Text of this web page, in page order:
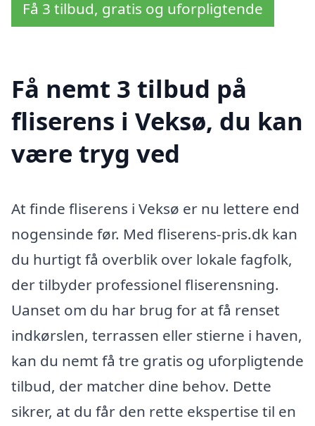
Få 3 tilbud, gratis og uforpligtende
Få nemt 3 tilbud på
fliserens i Veksø, du kan
være tryg ved
At finde fliserens i Veksø er nu lettere end
nogensinde før. Med fliserens-pris.dk kan
du hurtigt få overblik over lokale fagfolk,
der tilbyder professionel fliserensning.
Uanset om du har brug for at få renset
indkørslen, terrassen eller stierne i haven,
kan du nemt få tre gratis og uforpligtende
tilbud, der matcher dine behov. Dette
sikrer, at du får den rette ekspertise til en